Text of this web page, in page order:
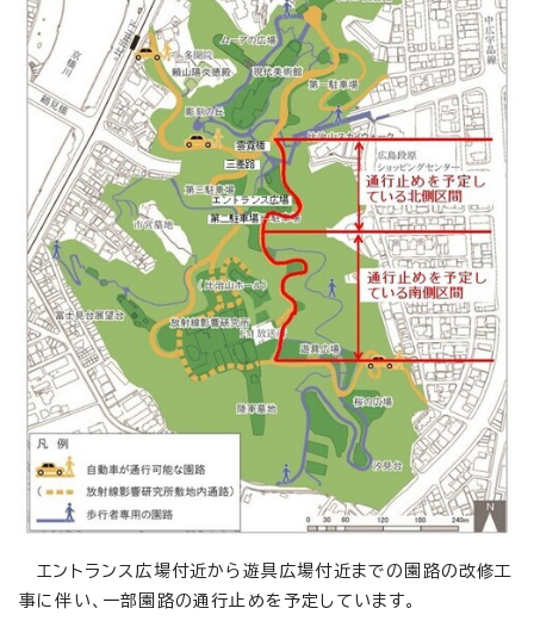
エントランス広場付近から遊具広場付近までの園路の改修工
事に伴い、一部園路の通行止めを予定しています。